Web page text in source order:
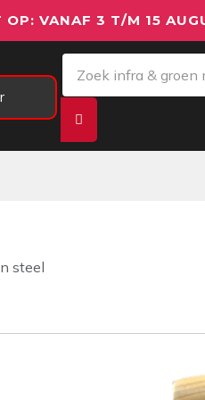
OP: VANAF 3 T/M 15
steel